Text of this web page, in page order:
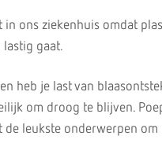
in ons ziekenhuis omdat
lastig gaat.
heb je last van
om droog te blijven.
de leukste onderwerpen om